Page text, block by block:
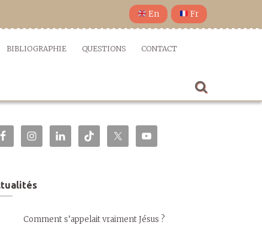
En Fr
BIBLIOGRAPHIE QUESTIONS CONTACT
Comment s’appelait vraiment Jésus ?